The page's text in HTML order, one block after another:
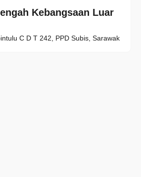
Kebangsaan Luar
C D T 242, PPD Subis, Sarawak